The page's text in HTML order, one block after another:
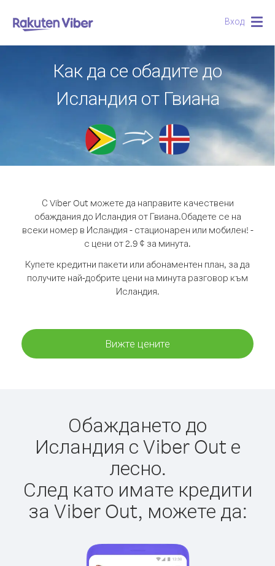
Вход
Как да се обадите до
Исландия от Гвиана
С Viber Out можете да направите качествени
обаждания до Исландия от Гвиана.Обадете се на
всеки номер в Исландия - стационарен или мобилен! -
с цени от 2.9 ¢ за минута.
Купете кредитни пакети или абонаментен план, за да
получите най-добрите цени на минута разговор към
Исландия.
Вижте цените
Обаждането до
Исландия с Viber Out е
лесно.
След като имате кредити
за Viber Out, можете да: